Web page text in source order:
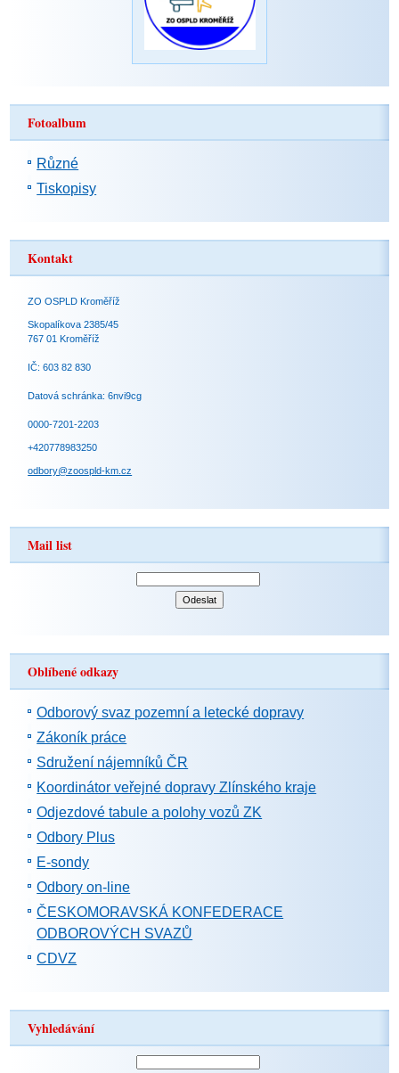
Fotoalbum
Různé
Tiskopisy
Kontakt
ZO OSPLD Kroměříž
Skopalíkova 2385/45
767 01 Kroměříž
IČ: 603 82 830
Datová schránka: 6nvi9cg
0000-7201-2203
+420778983250
odbory@zoospld-km.cz
Mail list
Oblíbené odkazy
Odborový svaz pozemní a letecké dopravy
Zákoník práce
Sdružení nájemníků ČR
Koordinátor veřejné dopravy Zlínského kraje
Odjezdové tabule a polohy vozů ZK
Odbory Plus
E-sondy
Odbory on-line
ČESKOMORAVSKÁ KONFEDERACE
ODBOROVÝCH SVAZŮ
CDVZ
Vyhledávání